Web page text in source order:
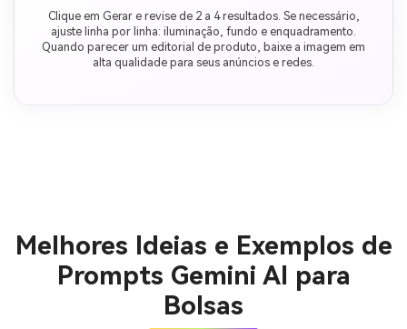
Clique em Gerar e revise de 2 a 4 resultados. Se necessário,
ajuste linha por linha: iluminação, fundo e enquadramento.
Quando parecer um editorial de produto, baixe a imagem em
alta qualidade para seus anúncios e redes.
Melhores Ideias e Exemplos de
Prompts Gemini AI para
Bolsas